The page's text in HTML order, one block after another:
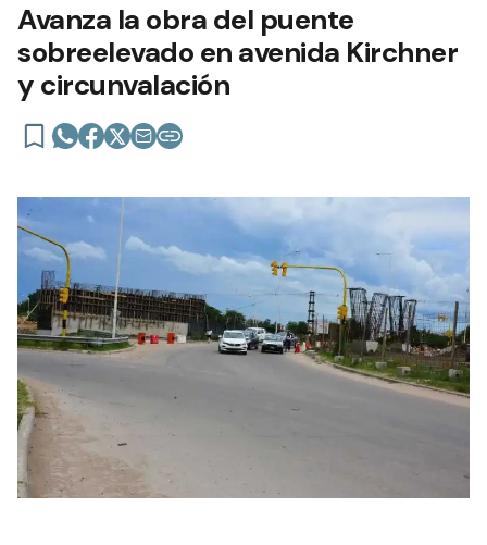
Avanza la obra del puente
sobreelevado en avenida Kirchner
y circunvalación